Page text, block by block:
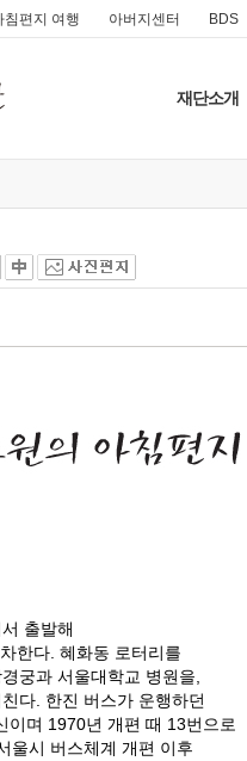
침편지 여행 아버지센터 BDS
재단소개
출발해
한다. 혜화동 로터리를
궁과 서울대학교 병원을,
다. 한진 버스가 운행하던
이며 1970년 개편 때 13번으로
울시 버스체계 개편 이후